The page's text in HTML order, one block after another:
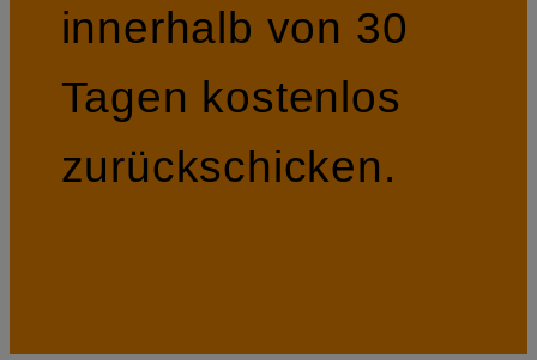
innerhalb von 30
Tagen kostenlos
zurückschicken.